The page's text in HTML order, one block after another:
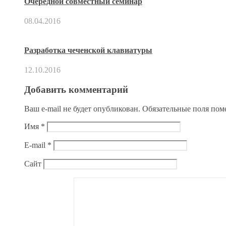
08.04.2016
Разработка чеченской клавиатуры
12.10.2016
Добавить комментарий
Ваш e-mail не будет опубликован. Обязательные поля
Имя *
E-mail *
Сайт